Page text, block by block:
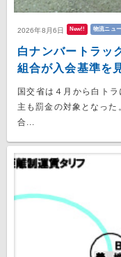
2026年8月6日 New!! 物流ニュ
白ナンバートラ
組合が入会基準を
国交省は４月から白ト
主も罰金の対象となっ
合...